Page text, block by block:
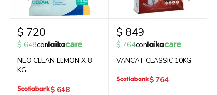
$ 720
$ 648con
NEO CLEAN LEMON X 8
KG
$ 648
$ 849
$ 764con
VANCAT CLASSIC 10KG
$ 764